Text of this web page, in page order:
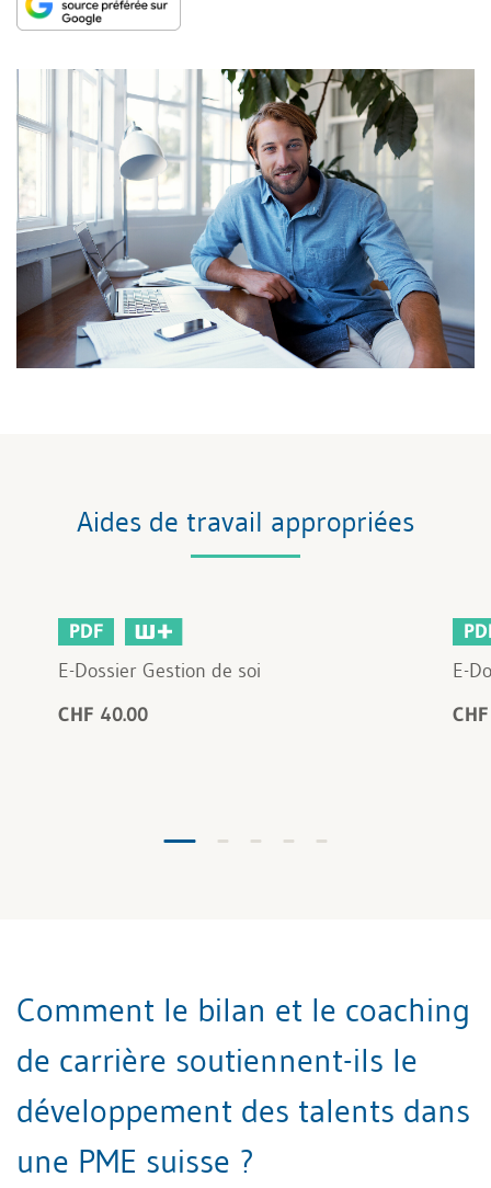
Aides de travail appropriées
PDF
E-Dossier Gestion de soi
CHF 40.00
E-
Comment le bilan et le coaching
de carrière soutiennent-ils le
développement des talents dans
une PME suisse ?